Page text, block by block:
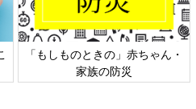
ッ
六星占術 細木かおりさんの
相談